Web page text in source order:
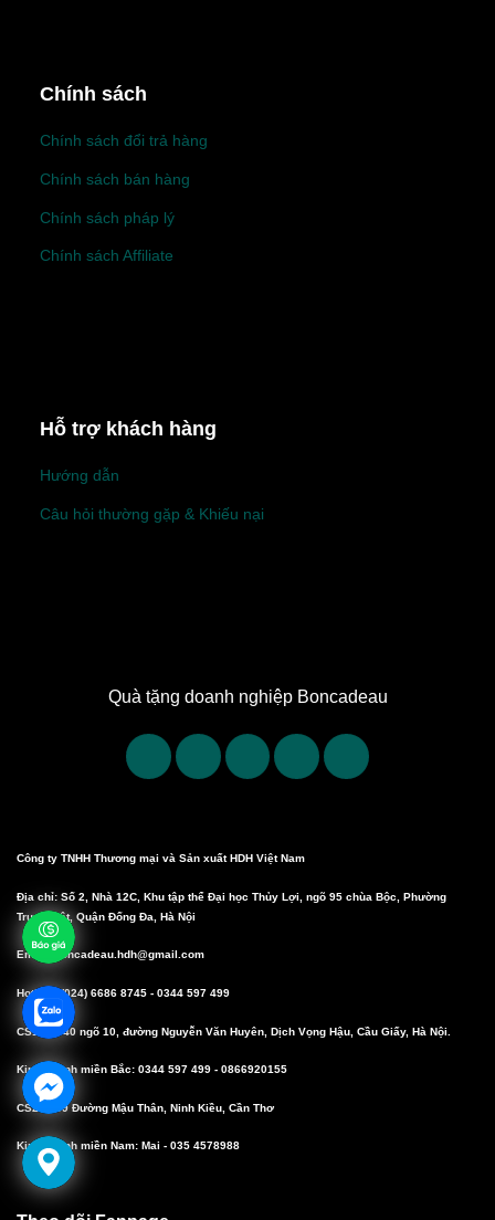
Chính sách
Chính sách đổi trả hàng
Chính sách bán hàng
Chính sách pháp lý
Chính sách Affiliate
Hỗ trợ khách hàng
Hướng dẫn
Câu hỏi thường gặp & Khiếu nại
Quà tặng doanh nghiệp Boncadeau
Công ty TNHH Thương mại và Sản xuất HDH Việt Nam
Địa chỉ: Số 2, Nhà 12C, Khu tập thể Đại học Thủy Lợi, ngõ 95 chùa Bộc, Phường
Trung Liệt, Quận Đống Đa, Hà Nội
Email: boncadeau.hdh@gmail.com
Hotline: (024) 6686 8745 - 0344 597 499
CS1: Số 40 ngõ 10, đường Nguyễn Văn Huyên, Dịch Vọng Hậu, Cầu Giấy, Hà Nội.
Kinh doanh miền Bắc: 0344 597 499 - 0866920155
CS2: 10/9 Đường Mậu Thân, Ninh Kiều, Cần Thơ
Kinh doanh miền Nam: Mai - 035 4578988